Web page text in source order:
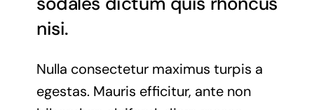
nisi.
Nulla consectetur maximus turpis a
egestas. Mauris efficitur, ante non